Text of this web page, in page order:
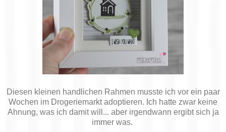
Diesen kleinen handlichen Rahmen musste ich vor ein paar
Wochen im Drogeriemarkt adoptieren. Ich hatte zwar keine
Ahnung, was ich damit will... aber irgendwann ergibt sich ja
immer was.